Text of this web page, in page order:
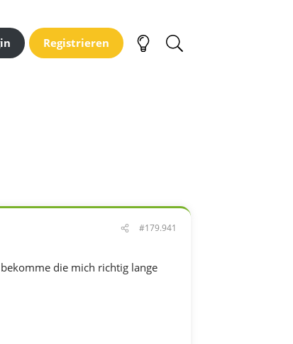
Registrieren
#179.941
die mich richtig lange